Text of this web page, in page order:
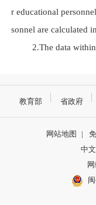
r educational
sonnel are calculated
2.The data
教育部 省政府
网站地图 |
中